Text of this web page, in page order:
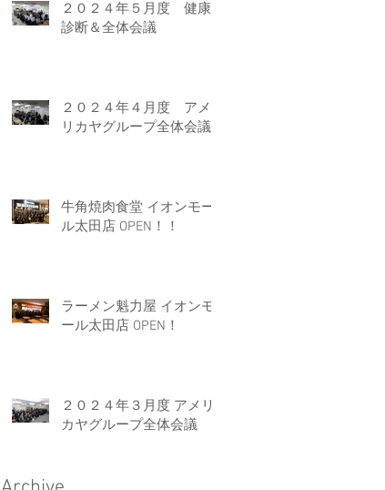
２０２４年５月度 健康
診断＆全体会議
２０２４年４月度 アメ
リカヤグループ全体会議
牛角焼肉食堂 イオンモー
ル太田店 OPEN！！
ラーメン魁力屋 イオンモ
ール太田店 OPEN！
２０２４年３月度 アメリ
カヤグループ全体会議